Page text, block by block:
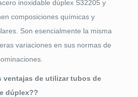
inoxidable dúplex S32205 y
composiciones químicas y
Son esencialmente la misma
variaciones en sus normas de
ventajas de utilizar tubos de
dúplex??